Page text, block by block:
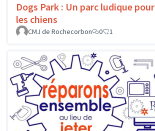
Dogs Park : Un parc ludique pour
les chiens
CMJ de Rochecorbon
0 1